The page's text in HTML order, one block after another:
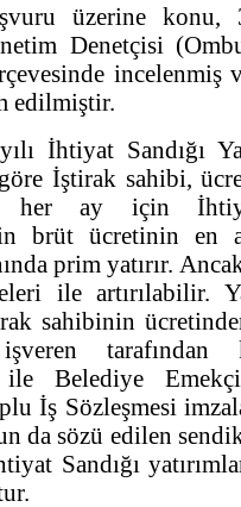
üzerine konu,
Denetçisi
incelenmiş
edilmiştir.
İhtiyat Sandığı
İştirak sahibi,
her ay için
brüt ücretinin en
prim yatırır.
ile artırılabilir.
sahibinin
işveren
Belediye
İş Sözleşmesi
da sözü edilen
Sandığı